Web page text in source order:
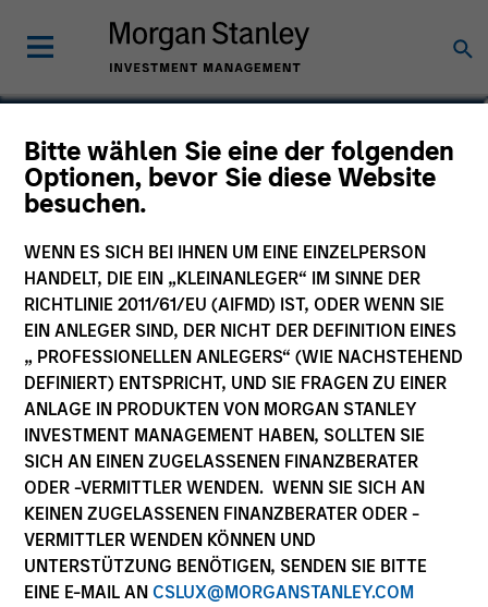
Bitte wählen Sie eine der folgenden
Optionen, bevor Sie diese Website
besuchen.
WENN ES SICH BEI IHNEN UM EINE EINZELPERSON
HANDELT, DIE EIN „KLEINANLEGER“ IM SINNE DER
RICHTLINIE 2011/61/EU (AIFMD) IST, ODER WENN SIE
EIN ANLEGER SIND, DER NICHT DER DEFINITION EINES
„ PROFESSIONELLEN ANLEGERS“ (WIE NACHSTEHEND
DEFINIERT) ENTSPRICHT, UND SIE FRAGEN ZU EINER
ANLAGE IN PRODUKTEN VON MORGAN STANLEY
INVESTMENT MANAGEMENT HABEN, SOLLTEN SIE
SICH AN EINEN ZUGELASSENEN FINANZBERATER
ODER -VERMITTLER WENDEN. WENN SIE SICH AN
KEINEN ZUGELASSENEN FINANZBERATER ODER -
VERMITTLER WENDEN KÖNNEN UND
UNTERSTÜTZUNG BENÖTIGEN, SENDEN SIE BITTE
EINE E-MAIL AN CSLUX@MORGANSTANLEY.COM
Vaibhav Bagri
Executive Director